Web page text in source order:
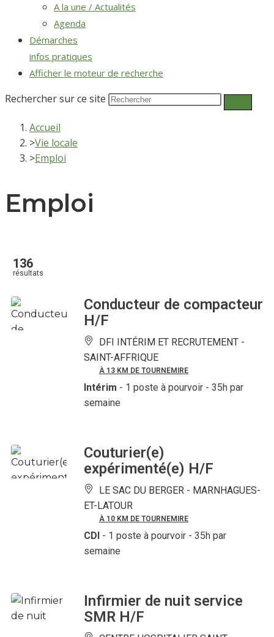
A la une / Actualités
Agenda
Démarches
infos pratiques
Afficher le moteur de recherche
Rechercher sur ce site
Accueil
>Vie locale
>Emploi
Emploi
136
résultats
Conducteur de compacteur
H/F
DFI INTÉRIM ET RECRUTEMENT -
SAINT-AFFRIQUE
À 13 KM DE TOURNEMIRE
Intérim - 1 poste à pourvoir - 35h par
semaine
Couturier(e)
expérimenté(e) H/F
LE SAC DU BERGER - MARNHAGUES-
ET-LATOUR
À 10 KM DE TOURNEMIRE
CDI - 1 poste à pourvoir - 35h par
semaine
Infirmier de nuit service
SMR H/F